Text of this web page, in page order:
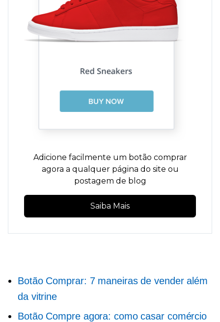
Adicione facilmente um botão comprar
agora a qualquer página do site ou
postagem de blog
Saiba Mais
Botão Comprar: 7 maneiras de vender além
da vitrine
Botão Compre agora: como casar comércio